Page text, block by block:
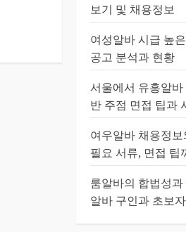
보기 및 채용정보
여성알바 시급 높
공고 분석과 현황
서울에서 유흥알
반 주점 면접 팁과
여우알바 채용정
필요 서류, 면접 팁
룸알바의 합법성
알바 구인과 초보